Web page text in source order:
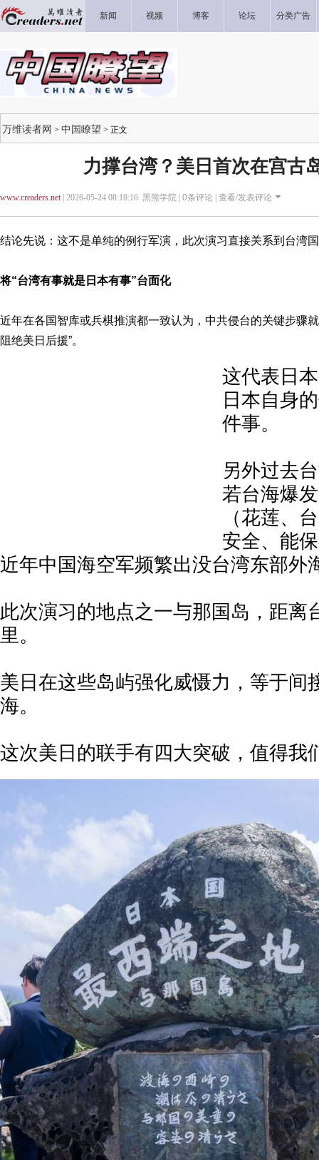
新闻 视频 博客 论坛 分类广告
万维读者网 > 中国瞭望 > 正文
力撑台湾？美日首次在宫古
www.creaders.net| 2026-05-24 08:18:16 黑熊学院 | 0条评论 | 查看/发表评论
结论先说：这不是单纯的例行军演，此次演习直接关系到台湾
将“台湾有事就是日本有事”台面化
近年在各国智库或兵棋推演都一致认为，中共侵台的关键步骤
阻绝美日后援”。
这代表日
日本自身
件事。
另外过去
若台海爆
（花莲、
安全、能
近年中国海空军频繁出没台湾东部外
此次演习的地点之一与那国岛，距离
里。
美日在这些岛屿强化威慑力，等于间
海。
这次美日的联手有四大突破，值得我